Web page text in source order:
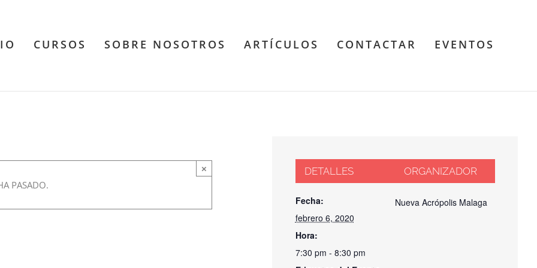
CURSOS SOBRE NOSOTROS ARTÍCULOS CONTACTAR EVENTOS
×
PASADO.
pm
DETALLES
Fecha:
febrero 6, 2020
Hora:
7:30 pm - 8:30 pm
ORGANIZADOR
Nueva Acrópolis Malaga